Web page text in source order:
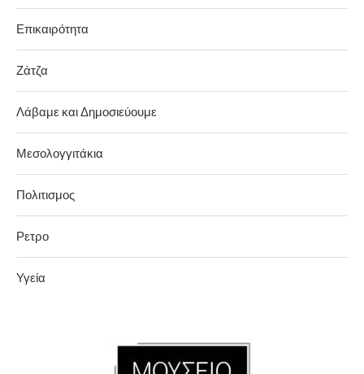
Επικαιρότητα
Ζάτζα
Λάβαμε και Δημοσιεύουμε
Μεσολογγιτάκια
Πολιτισμος
Ρετρο
Υγεία